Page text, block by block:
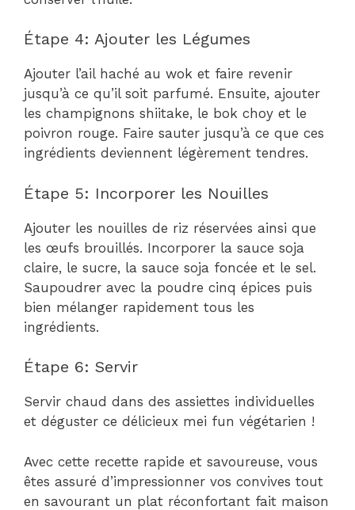
Étape 4: Ajouter les Légumes
Ajouter l’ail haché au wok et faire revenir
jusqu’à ce qu’il soit parfumé. Ensuite, ajouter
les champignons shiitake, le bok choy et le
poivron rouge. Faire sauter jusqu’à ce que ces
ingrédients deviennent légèrement tendres.
Étape 5: Incorporer les Nouilles
Ajouter les nouilles de riz réservées ainsi que
les œufs brouillés. Incorporer la sauce soja
claire, le sucre, la sauce soja foncée et le sel.
Saupoudrer avec la poudre cinq épices puis
bien mélanger rapidement tous les
ingrédients.
Étape 6: Servir
Servir chaud dans des assiettes individuelles
et déguster ce délicieux mei fun végétarien !
Avec cette recette rapide et savoureuse, vous
êtes assuré d’impressionner vos convives tout
en savourant un plat réconfortant fait maison